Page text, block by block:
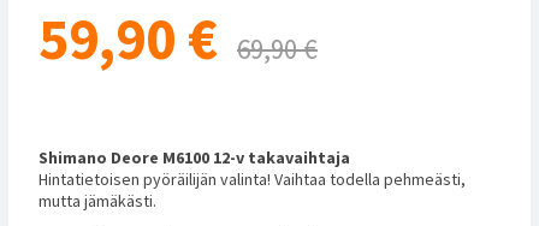
59,90 € 69,90 €
Shimano Deore M6100 12-v takavaihtaja
Hintatietoisen pyöräilijän valinta! Vaihtaa todella pehmeästi,
mutta jämäkästi.